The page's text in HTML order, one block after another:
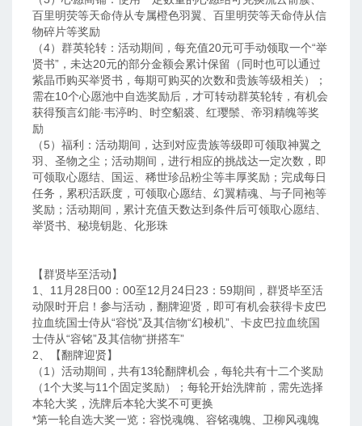
百里明荧等天命侍从专属橙色羽翼、百里明荧等天命侍从信
物碎片等奖励
（4）群英轮转：活动期间，每充值20元可手动领取一个“举
贤书”，未达20元的部分金额会累计保留（同时也可以通过
紫晶币购买举贤书，每期可购买的次数和贵族等级相关）；
需在10个心愿池中自选奖励后，才可转动群英轮转，有机会
获得预言幻能·韦渟昀、时空貂裘、红璎鬃、帝羽精魄等奖
励
（5）福利：活动期间，达到对应贵族等级即可领取神翼之
羽、圣物之尘；活动期间，进行相应的挑战达一定次数，即
可领取心愿结、国运、稀世珍品粉尘等丰厚奖励；完成每日
任务，累积活跃度，可领取心愿结、幻翼精魂、与子同袍等
奖励；活动期间，累计充值天数达到条件后可领取心愿结、
举贤书、秘境钥匙、化形珠
【群贤毕至活动】
1、11月28日00：00至12月24日23：59期间，群贤毕至活
动限时开启！参与活动，翻牌迎贤，即可有机会获得卡皮巴
拉血统国士侍从“容悦”及其信物“幻梭机”、卡皮巴拉血统国
士侍从“容铭”及其信物“拼搭车”
2、【翻牌迎贤】
（1）活动期间，共有13轮翻牌机会，每轮共有十二个奖励
（1个大奖与11个固定奖励）；每轮开始洗牌前，需先选择
本轮大奖，洗牌后本轮大奖不可更换
*第一轮自选大奖一览：容悦魂魄、容铭魂魄、卫柳风魂魄